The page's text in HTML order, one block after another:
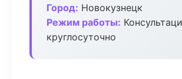
Город: Новокузнецк
Режим работы:
круглосуточно